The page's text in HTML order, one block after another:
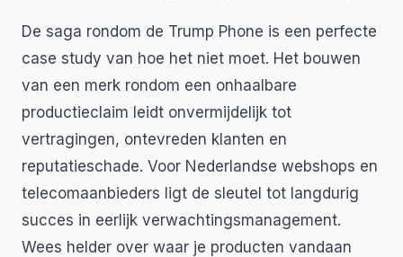
De saga rondom de Trump Phone is een perfecte
case study van hoe het niet moet. Het bouwen
van een merk rondom een onhaalbare
productieclaim leidt onvermijdelijk tot
vertragingen, ontevreden klanten en
reputatieschade. Voor Nederlandse webshops en
telecomaanbieders ligt de sleutel tot langdurig
succes in eerlijk verwachtingsmanagement.
Wees helder over waar je producten vandaan